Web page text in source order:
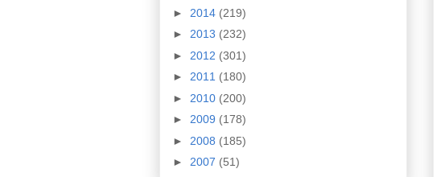
► 2014 (219)
► 2013 (232)
► 2012 (301)
► 2011 (180)
► 2010 (200)
► 2009 (178)
► 2008 (185)
► 2007 (51)